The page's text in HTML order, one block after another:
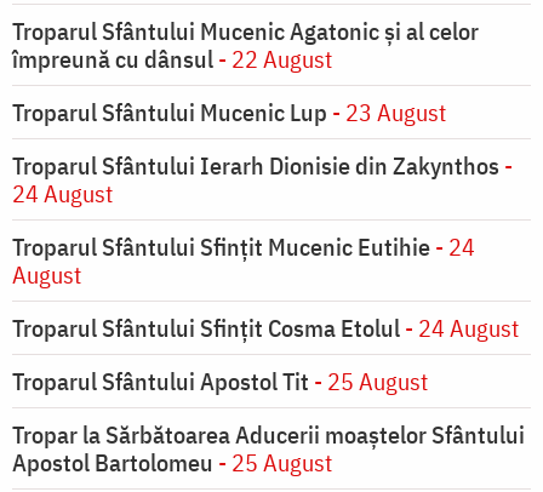
Troparul Sfântului Mucenic Agatonic şi al celor
împreună cu dânsul- 22 August
Troparul Sfântului Mucenic Lup - 23 August
Troparul Sfântului Ierarh Dionisie din Zakynthos -
24 August
Troparul Sfântului Sfinţit Mucenic Eutihie- 24
August
Troparul Sfântului Sfinţit Cosma Etolul- 24 August
Troparul Sfântului Apostol Tit - 25 August
Tropar la Sărbătoarea Aducerii moaştelor Sfântului
Apostol Bartolomeu - 25 August